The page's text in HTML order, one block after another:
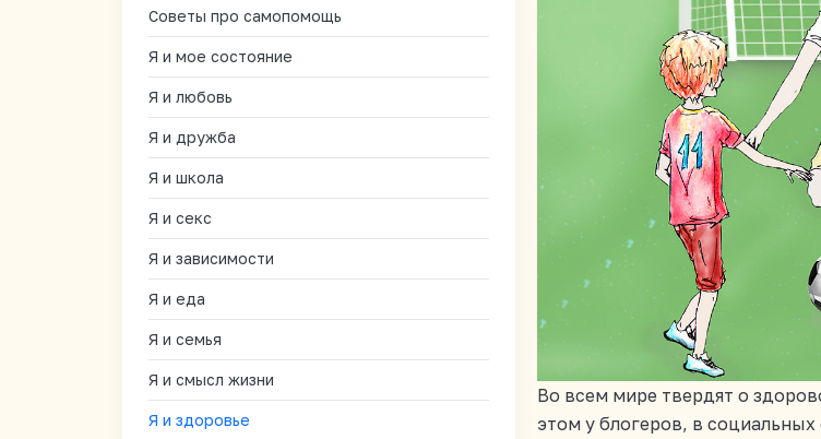
Советы про самопомощь
Я и мое состояние
Я и любовь
Я и дружба
Я и школа
Я и секс
Я и зависимости
Я и еда
Я и семья
Я и смысл жизни
Я и здоровье
Во всем мире твердят о
этом у блогеров, в социальных